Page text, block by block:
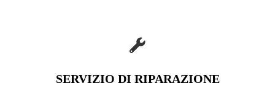
SERVIZIO DI RIPARAZIONE